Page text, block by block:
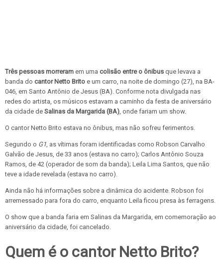
Três pessoas morreram em uma colisão entre o ônibus que levava a
banda do cantor Netto Brito e um carro, na noite de domingo (27), na BA-
046, em Santo Antônio de Jesus (BA). Conforme nota divulgada nas
redes do artista, os músicos estavam a caminho da festa de aniversário
da cidade de Salinas da Margarida (BA), onde fariam um show.
O cantor Netto Brito estava no ônibus, mas não sofreu ferimentos.
Segundo o G1, as vítimas foram identificadas como Robson Carvalho
Galvão de Jesus, de 33 anos (estava no carro); Carlos Antônio Souza
Ramos, de 42 (operador de som da banda); Leila Lima Santos, que não
teve a idade revelada (estava no carro).
Ainda não há informações sobre a dinâmica do acidente. Robson foi
arremessado para fora do carro, enquanto Leila ficou presa às ferragens.
O show que a banda faria em Salinas da Margarida, em comemoração ao
aniversário da cidade, foi cancelado.
Quem é o cantor Netto Brito?